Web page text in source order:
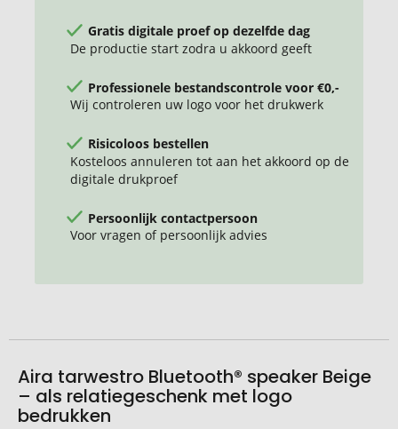
Gratis digitale proef op dezelfde dag
De productie start zodra u akkoord geeft
Professionele bestandscontrole voor €0,-
Wij controleren uw logo voor het drukwerk
Risicoloos bestellen
Kosteloos annuleren tot aan het akkoord op de
digitale drukproef
Persoonlijk contactpersoon
Voor vragen of persoonlijk advies
Aira tarwestro Bluetooth® speaker Beige
– als relatiegeschenk met logo
bedrukken